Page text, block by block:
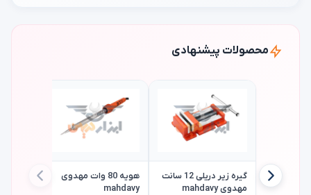
محصولات پیشنهادی
گیره زیر دریلی 12 سانت
مهدوی mahdavy
هویه 80 وات مهدوی
mahdavy